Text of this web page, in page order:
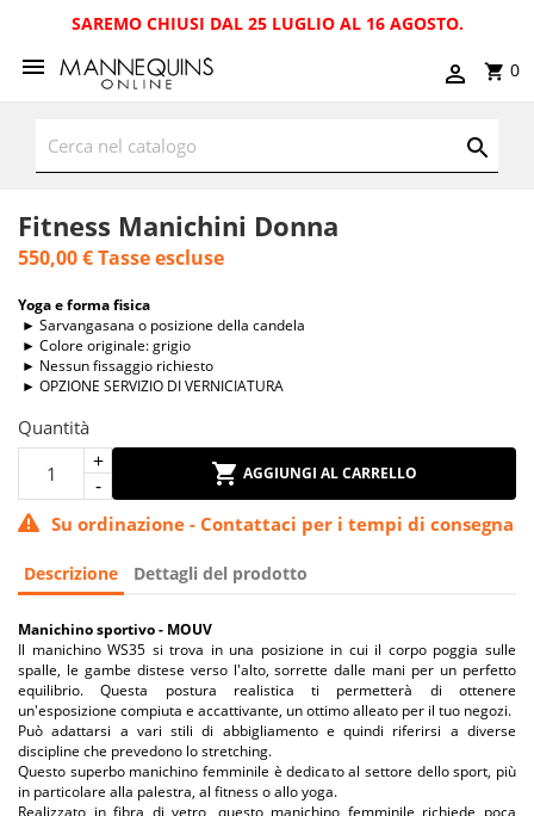
SAREMO CHIUSI DAL 25 LUGLIO AL 16 AGOSTO.
0
Fitness Manichini Donna
550,00 €Tasse escluse
Yoga e forma fisica
► Sarvangasana o posizione della candela
► Colore originale: grigio
► Nessun fissaggio richiesto
► OPZIONE SERVIZIO DI VERNICIATURA
Quantità
AGGIUNGI AL CARRELLO
Su ordinazione - Contattaci per i tempi di consegna
Descrizione Dettagli del prodotto
Manichino sportivo - MOUV
Il manichino WS35 si trova in una posizione in cui il corpo poggia sulle
spalle, le gambe distese verso l'alto, sorrette dalle mani per un perfetto
equilibrio. Questa postura realistica ti permetterà di ottenere
un'esposizione compiuta e accattivante, un ottimo alleato per il tuo negozi.
Può adattarsi a vari stili di abbigliamento e quindi riferirsi a diverse
discipline che prevedono lo stretching.
Questo superbo manichino femminile è dedicato al settore dello sport, più
in particolare alla palestra, al fitness o allo yoga.
Realizzato in fibra di vetro, questo manichino femminile richiede poca